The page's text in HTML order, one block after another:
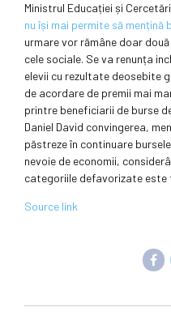
Ministrul Educației și
nu își mai permite să mențină
urmare vor rămâne doar
cele sociale. Se va renunța
elevii cu rezultate deosebite
de acordare de premii mai
printre beneficiarii de burse
Daniel David convingerea,
păstreze în continuare
nevoie de economii,
categoriile defavorizate
Source link